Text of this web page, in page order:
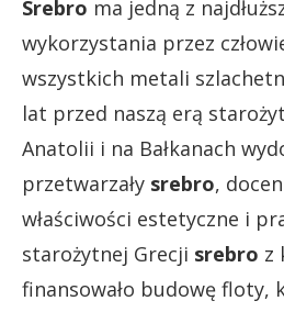
Srebro ma jedną z
wykorzystania przez
wszystkich metali
lat przed naszą erą
Anatolii i na Bałkanach
przetwarzały srebro,
właściwości estetyczne i
starożytnej Grecji srebro z
finansowało budowę floty,